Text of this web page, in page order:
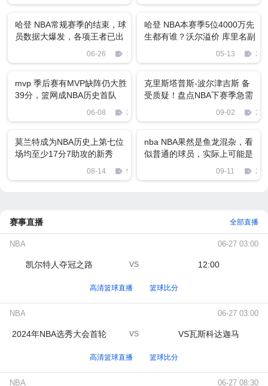
哈登 NBA常规赛季的结束，球
员数据大爆发，各项王者已出
06-26 1477
哈登 NBA本赛季5位4000万先
生都有谁？沃尔溢价 库里名副
05-13
mvp 季后赛有MVP缺阵仍大胜
39分，篮网成NBA历史首队
06-08 202
克里斯塔普斯-波尔津吉斯 备
受质疑！盘点NBA下赛季急需
09-02
莫兰特成为NBA历史上第七位
场均至少17分7助攻的新秀
08-14 921
nba NBA果然是鱼龙混杂，看
似普通的球员，实际上可能是
09-11 239
赛事直播 全部直播
NBA 06-27 03:00
凯尔特人夺冠之路 VS 12:00
高清篮球直播 篮球比分
NBA 06-27 03:00
2024年NBA选秀大会首轮 VS VS瓦斯科达迦马
高清篮球直播 篮球比分
NBA 06-27 08:30